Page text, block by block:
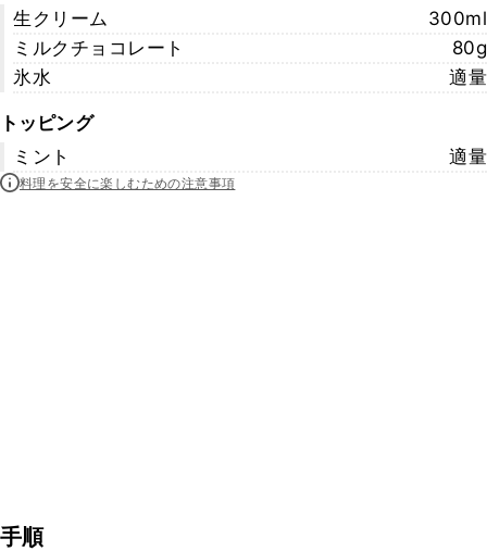
生クリーム
300ml
ミルクチョコレート
80g
氷水
適量
トッピング
ミント
適量
料理を安全に楽しむための注意事項
手順